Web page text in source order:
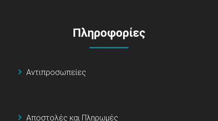
Πληροφορίες
Αντιπροσωπείες
Αποστολές και Πληρωμές